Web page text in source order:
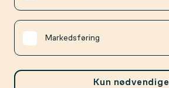
Markedsføring
Kun nødvendige